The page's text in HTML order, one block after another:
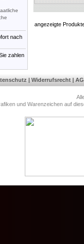
nach
zahlen
angezeigte
| Widerrufsrecht |
und Warenzeichen auf